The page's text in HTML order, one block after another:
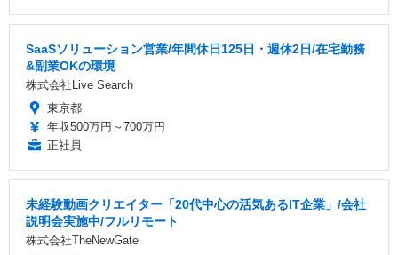
SaaSソリューション営業/年間休日125日・週休2日/在宅勤務
&副業OKの環境
株式会社Live Search
東京都
年収500万円～700万円
正社員
未経験動画クリエイター「20代中心の活気あるIT企業」/会社
説明会実施中/フルリモート
株式会社TheNewGate